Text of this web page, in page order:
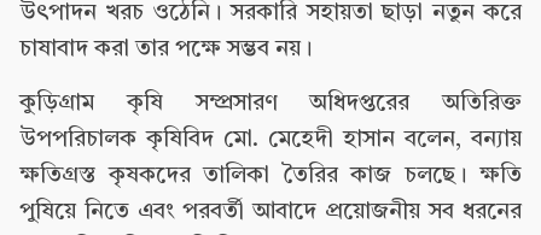
উৎপাদন খরচ ওঠেনি। সরকারি সহায়তা ছাড়া নতুন করে
চাষাবাদ করা তার পক্ষে সম্ভব নয়।
কুড়িগ্রাম কৃষি সম্প্রসারণ অধিদপ্তরের অতিরিক্ত
উপপরিচালক কৃষিবিদ মো. মেহেদী হাসান বলেন, বন্যায়
ক্ষতিগ্রস্ত কৃষকদের তালিকা তৈরির কাজ চলছে। ক্ষতি
পুষিয়ে নিতে এবং পরবর্তী আবাদে প্রয়োজনীয় সব ধরনের